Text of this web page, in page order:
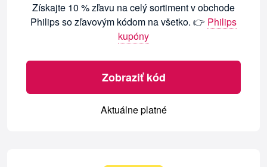
Získajte 10 % zľavu na celý sortiment v obchode
Philips so zľavovým kódom na všetko. 👉 Philips
kupóny
Zobraziť kód
Aktuálne platné